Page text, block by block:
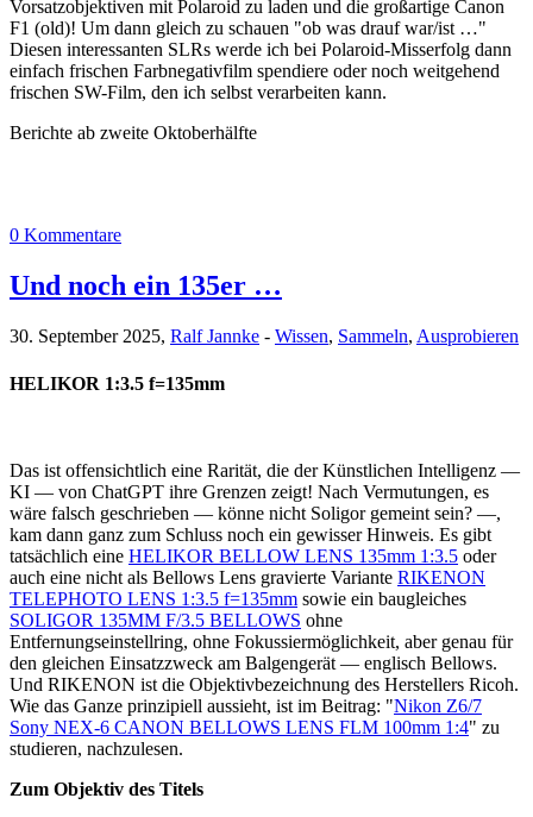
Vorsatzobjektiven mit Polaroid zu laden und die großartige Canon
F1 (old)! Um dann gleich zu schauen "ob was drauf war/ist …"
Diesen interessanten SLRs werde ich bei Polaroid-Misserfolg dann
einfach frischen Farbnegativfilm spendiere oder noch weitgehend
frischen SW-Film, den ich selbst verarbeiten kann.
Berichte ab zweite Oktoberhälfte
0 Kommentare
Und noch ein 135er …
30. September 2025, Ralf Jannke - Wissen, Sammeln, Ausprobieren
HELIKOR 1:3.5 f=135mm
Das ist offensichtlich eine Rarität, die der Künstlichen Intelligenz —
KI — von ChatGPT ihre Grenzen zeigt! Nach Vermutungen, es
wäre falsch geschrieben — könne nicht Soligor gemeint sein? —,
kam dann ganz zum Schluss noch ein gewisser Hinweis. Es gibt
tatsächlich eine HELIKOR BELLOW LENS 135mm 1:3.5 oder
auch eine nicht als Bellows Lens gravierte Variante RIKENON
TELEPHOTO LENS 1:3.5 f=135mm sowie ein baugleiches
SOLIGOR 135MM F/3.5 BELLOWS ohne
Entfernungseinstellring, ohne Fokussiermöglichkeit, aber genau für
den gleichen Einsatzzweck am Balgengerät — englisch Bellows.
Und RIKENON ist die Objektivbezeichnung des Herstellers Ricoh.
Wie das Ganze prinzipiell aussieht, ist im Beitrag: "Nikon Z6/7
Sony NEX-6 CANON BELLOWS LENS FLM 100mm 1:4" zu
studieren, nachzulesen.
Zum Objektiv des Titels